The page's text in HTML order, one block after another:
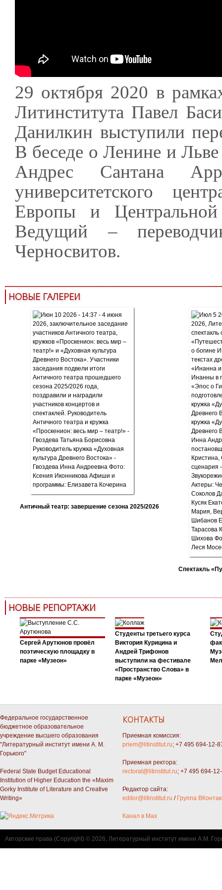
29 октября 2020 в
Литинститута Павел
Данилкин выступили
В беседе о Ленине и
Андрес Сантана
университетского
Европы и
Ведущий –
Черносвитов.
НОВЫЕ ГАЛЕРЕИ
Античный театр: завершение сезона 2025/2026
Спектакль
НОВЫЕ РЕПОРТАЖИ
Сергей Арутюнов провёл
поэтическую площадку в
парке «Музеон»
Студенты третьего курса
Виктория Курицина и
Андрей Трифонов
выступили на фестивале
«Пространство Слова» в
парке «Музеон»
Федеральное государственное
бюджетное образовательное
учреждение высшего образования
"Литературный институт имени А. М.
Горького"
Federal State Budget Educational
Institution of Higher Education the «Maxim
Gorky Institute of Literature and Creative
Writing»
КОНТАКТЫ
Приемная комиссия:
priem@litinstitut.ru; +7 495 694-12-
Приемная ректора:
rectorat@litinstitut.ru; +7 495 694-
Редактор сайта:
editor@litinstitut.ru / Группа
Канал в Max
Авторские права (Copyright) © 2026, Литературный институт имени А.М.